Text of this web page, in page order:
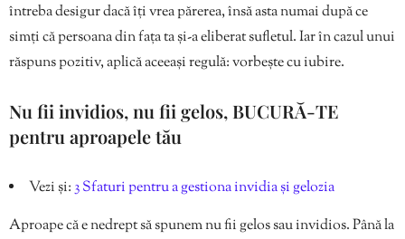
întreba desigur dacă îți vrea părerea, însă asta numai după ce
simți că persoana din fața ta și-a eliberat sufletul. Iar în cazul unui
răspuns pozitiv, aplică aceeași regulă: vorbește cu iubire.
Nu fii invidios, nu fii gelos, BUCURĂ-TE
pentru aproapele tău
Vezi și: 3 Sfaturi pentru a gestiona invidia și gelozia
Aproape că e nedrept să spunem nu fii gelos sau invidios. Până la